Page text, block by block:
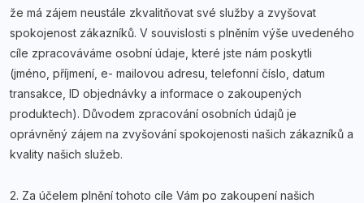
že má zájem neustále zkvalitňovat své služby a zvyšovat
spokojenost zákazníků. V souvislosti s plněním výše uvedeného
cíle zpracováváme osobní údaje, které jste nám poskytli
(jméno, příjmení, e- mailovou adresu, telefonní číslo, datum
transakce, ID objednávky a informace o zakoupených
produktech). Důvodem zpracování osobních údajů je
oprávněný zájem na zvyšování spokojenosti našich zákazníků a
kvality našich služeb.
2. Za účelem plnění tohoto cíle Vám po zakoupení našich